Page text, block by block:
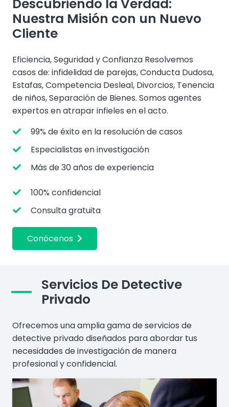
Descubriendo la Verdad:
Nuestra Misión con un Nuevo
Cliente
Eficiencia, Seguridad y Confianza Resolvemos
casos de: infidelidad de parejas, Conducta Dudosa,
Estafas, Competencia Desleal, Divorcios, Tenencia
de niños, Separación de Bienes. Somos agentes
expertos en atrapar infieles en el acto.
99% de éxito en la resolución de casos
Especialistas en investigación
Más de 30 años de experiencia
100% confidencial
Consulta gratuita
Conócenos
Servicios De Detective
Privado
Ofrecemos una amplia gama de servicios de
detective privado diseñados para abordar tus
necesidades de investigación de manera
profesional y confidencial.